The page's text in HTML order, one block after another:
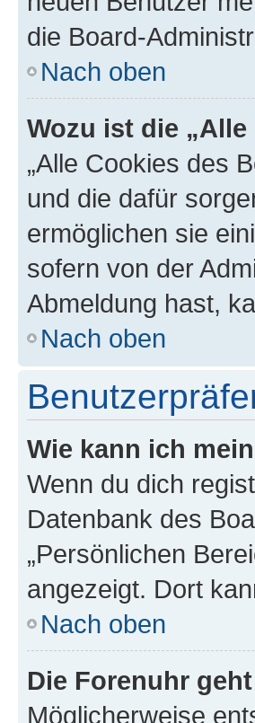
die Board-
Nach oben
Wozu ist die
„Alle Cookies des
und die dafür
ermöglichen sie
sofern von der
Abmeldung hast,
Nach oben
Wie kann ich
Wenn du dich
Datenbank des
„Persönlichen
angezeigt. Dort
Nach oben
Die Forenuhr
Möglicherweise